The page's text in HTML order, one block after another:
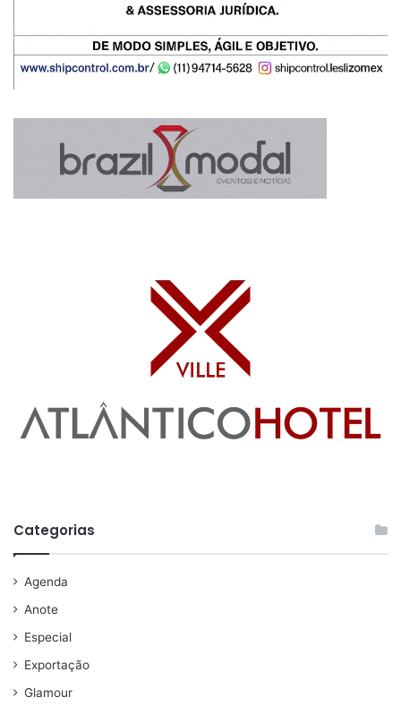
Categorias
Agenda
Anote
Especial
Exportação
Glamour